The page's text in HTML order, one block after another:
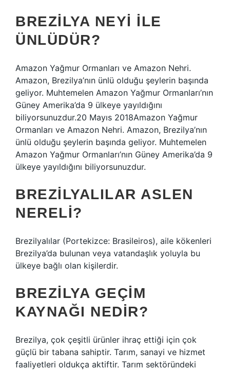
BREZILYA NEYI ILE
ÜNLÜDÜR?
Amazon Yağmur Ormanları ve Amazon Nehri.
Amazon, Brezilya’nın ünlü olduğu şeylerin başında
geliyor. Muhtemelen Amazon Yağmur Ormanları’nın
Güney Amerika’da 9 ülkeye yayıldığını
biliyorsunuzdur.20 Mayıs 2018Amazon Yağmur
Ormanları ve Amazon Nehri. Amazon, Brezilya’nın
ünlü olduğu şeylerin başında geliyor. Muhtemelen
Amazon Yağmur Ormanları’nın Güney Amerika’da 9
ülkeye yayıldığını biliyorsunuzdur.
BREZILYALILAR ASLEN
NERELI?
Brezilyalılar (Portekizce: Brasileiros), aile kökenleri
Brezilya’da bulunan veya vatandaşlık yoluyla bu
ülkeye bağlı olan kişilerdir.
BREZILYA GEÇIM
KAYNAĞI NEDIR?
Brezilya, çok çeşitli ürünler ihraç ettiği için çok
güçlü bir tabana sahiptir. Tarım, sanayi ve hizmet
faaliyetleri oldukça aktiftir. Tarım sektöründeki